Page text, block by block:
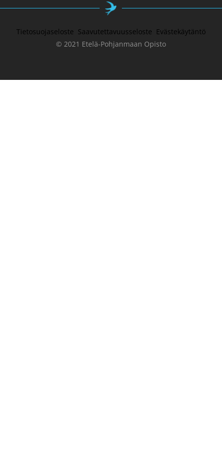
Tietosuojaseloste Saavutettavuusseloste Evästekäytäntö
© 2021 Etelä-Pohjanmaan Opisto